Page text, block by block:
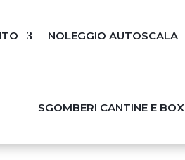
NOLEGGIO AUTOSCALA
SGOMBERI CANTINE E BOX